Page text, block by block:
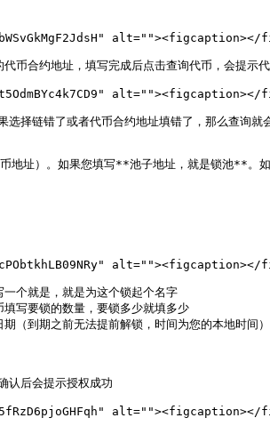
合约地址，填写完成后点击查询代币，会提示
选择链错了或者代币合约地址填错了，那么查询就
地址）。如果您填写**池子地址，就是锁池**
个就是，就是为这个锁起个名字
要锁的数量，要锁多少就填多少
到期之前无法提前解锁，时间为您的本地时间）
认后会提示授权成功